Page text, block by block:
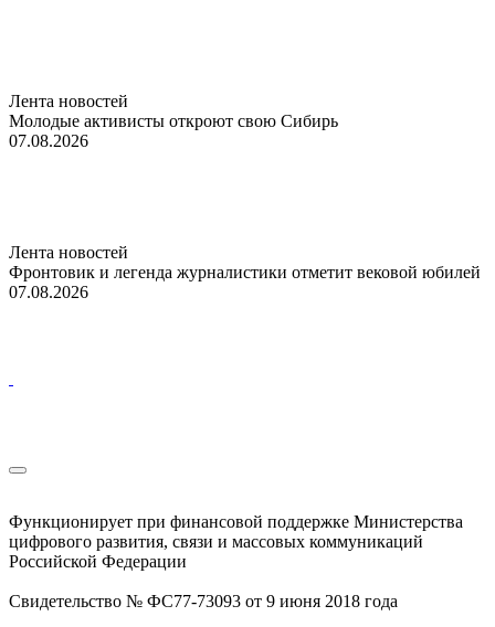
Лента новостей
Молодые активисты откроют свою Сибирь
07.08.2026
Лента новостей
Фронтовик и легенда журналистики отметит вековой юбилей
07.08.2026
Функционирует при финансовой поддержке Министерства
цифрового развития, связи и массовых коммуникаций
Российской Федерации
Свидетельство № ФС77-73093 от 9 июня 2018 года